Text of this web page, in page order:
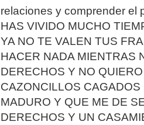
relaciones y comprender el
HAS VIVIDO MUCHO
YA NO TE VALEN TUS
HACER NADA MIENTRAS
DERECHOS Y NO
CAZONCILLOS
MADURO Y QUE ME DE
DERECHOS Y UN